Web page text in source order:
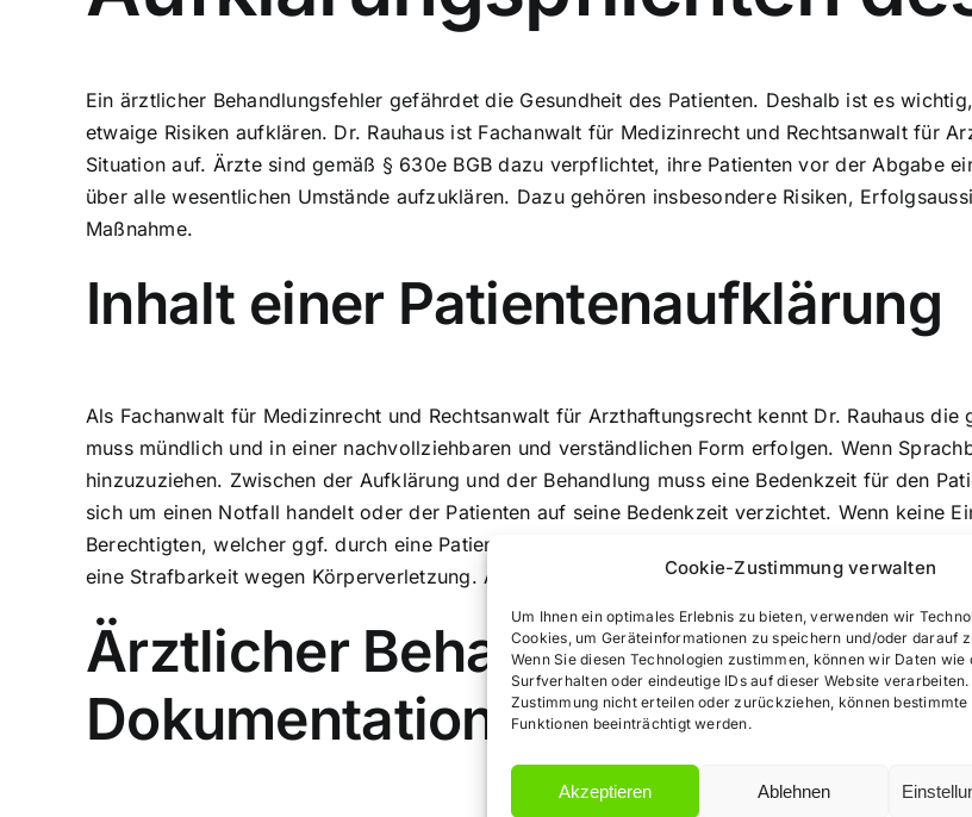
Cookie-Zustimmung verwalten
Um Ihnen ein optimales Erlebnis zu bieten, verwenden wir
Cookies, um Geräteinformationen zu speichern und/oder darauf
Wenn Sie diesen Technologien zustimmen, können wir Daten wie
Surfverhalten oder eindeutige IDs auf dieser Website verarbeiten.
Zustimmung nicht erteilen oder zurückziehen, können
Funktionen beeinträchtigt werden.
Akzeptieren Ablehnen
Ein ärztlicher Behandlungsfehler gefährdet die Gesundheit des Patienten. Deshalb ist es
etwaige Risiken aufklären. Dr. Rauhaus ist Fachanwalt für Medizinrecht und Rechtsanwalt für
Situation auf. Ärzte sind gemäß § 630e BGB dazu verpflichtet, ihre Patienten vor der Abgabe
über alle wesentlichen Umstände aufzuklären. Dazu gehören insbesondere Risiken,
Maßnahme.
Inhalt einer Patientenaufklärung
Als Fachanwalt für Medizinrecht und Rechtsanwalt für Arzthaftungsrecht kennt Dr. Rauhaus
muss mündlich und in einer nachvollziehbaren und verständlichen Form erfolgen. Wenn
hinzuzuziehen. Zwischen der Aufklärung und der Behandlung muss eine Bedenkzeit für den
sich um einen Notfall handelt oder der Patienten auf seine Bedenkzeit verzichtet. Wenn keine
Berechtigten, welcher ggf. durch eine Patientenverfügung bevollmächtigt worden ist,
eine Strafbarkeit wegen Körperverletzung. Ärzte müssen die Aufklärung und Einwilligung
Ärztlicher Behandlungsfehler:
Dokumentation